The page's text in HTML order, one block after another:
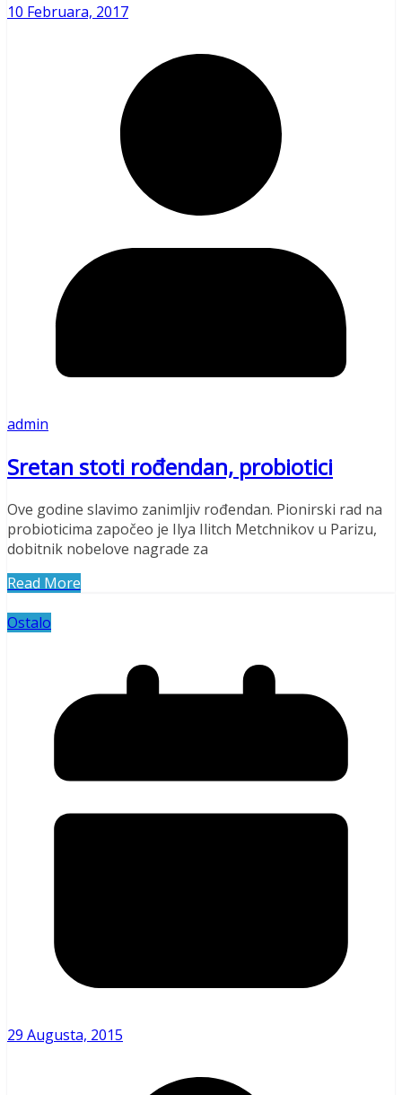
10 Februara, 2017
admin
Sretan stoti rođendan, probiotici
Ove godine slavimo zanimljiv rođendan. Pionirski rad na
probioticima započeo je Ilya Ilitch Metchnikov u Parizu,
dobitnik nobelove nagrade za
Read More
Ostalo
29 Augusta, 2015